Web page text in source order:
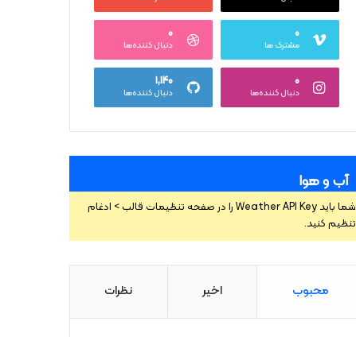
۰
مشترک ها
۰
دنبال کننده‌ها
۰
دنبال کننده‌ها
۱,۱۴۰
دنبال کننده‌ها
آب و هوا
شما باید Weather API Key را در صفحه تنظیمات قالب > ادغام
تنظیم کنید.
محبوب اخیر نظرات